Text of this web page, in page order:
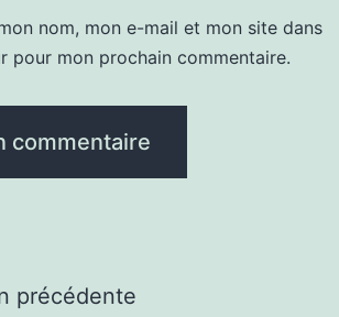
nom, mon e-mail et mon site dans
pour mon prochain commentaire.
précédente